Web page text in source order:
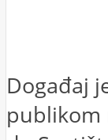
Događaj
publikom